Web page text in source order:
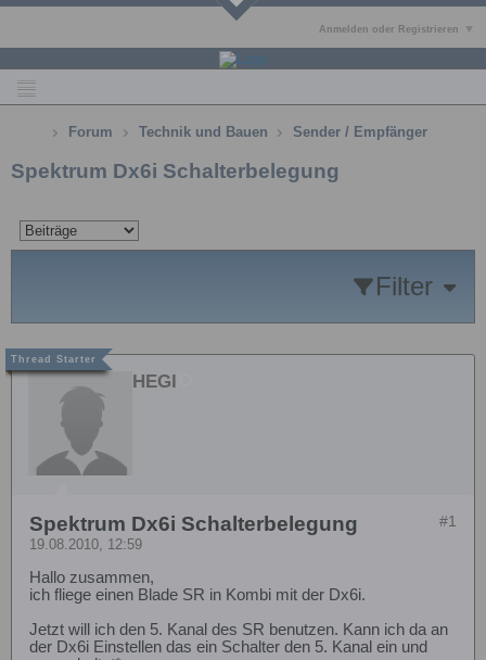
Anmelden oder Registrieren
Forum Technik und Bauen Sender / Empfänger
Spektrum Dx6i Schalterbelegung
Filter
HEGI
#1
Spektrum Dx6i Schalterbelegung
19.08.2010, 12:59
Hallo zusammen,
ich fliege einen Blade SR in Kombi mit der Dx6i.
Jetzt will ich den 5. Kanal des SR benutzen. Kann ich da an
der Dx6i Einstellen das ein Schalter den 5. Kanal ein und